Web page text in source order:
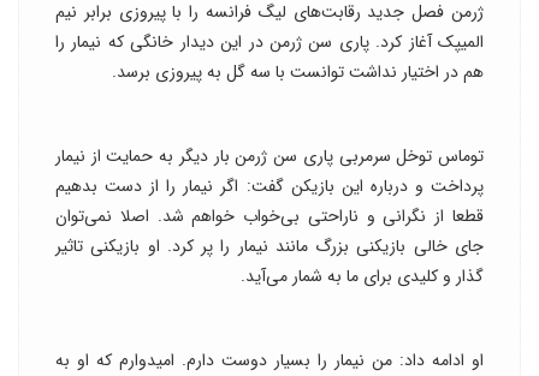
ژرمن فصل جدید رقابت‌های لیگ فرانسه را با پیروزی برابر نیم
المیپک آغاز کرد. پاری سن ژرمن در این دیدار خانگی که نیمار را
هم در اختیار نداشت توانست با سه گل به پیروزی برسد.
توماس توخل سرمربی پاری سن ژرمن بار دیگر به حمایت از نیمار
پرداخت و درباره این بازیکن گفت: اگر نیمار را از دست بدهیم
قطعا از نگرانی و ناراحتی بی‌خواب خواهم شد. اصلا نمی‌توان
جای خالی بازیکنی بزرگ مانند نیمار را پر کرد. او بازیکنی تاثیر
گذار و کلیدی برای ما به شمار می‌آید.
او ادامه داد: من نیمار را بسیار دوست دارم. امیدوارم که او به